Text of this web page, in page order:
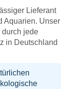
Lieferant
Aquarien. Unser
durch jede
in Deutschland